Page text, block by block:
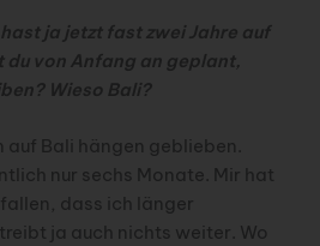
ja jetzt fast zwei Jahre auf
von Anfang an geplant,
Wieso Bali?
auf Bali hängen geblieben.
nur sechs Monate. Mir hat
dass ich länger
ja auch nichts weiter. Wo